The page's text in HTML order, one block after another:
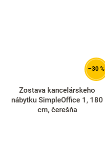
–30 %
Zostava kancelárskeho
nábytku SimpleOffice 1, 180
cm, čerešňa